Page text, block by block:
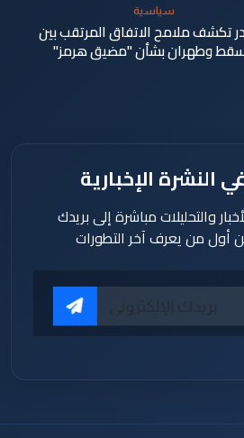
سياسية
تكشف ملامح الاتفاق المرتقب بين
وطهران بشأن "مضيق هرمز"
النشرة الإخبارية
والتحليلات مباشرة إلى بريدك
أول من يعرف آخر التطورات